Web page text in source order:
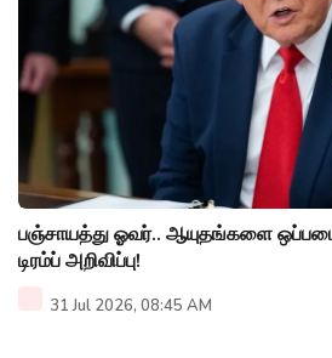
பஞ்சாயத்து ஓவர்.. ஆயுதங்களை
டிரம்ப் அறிவிப்பு!
31 Jul 2026, 08:45 AM